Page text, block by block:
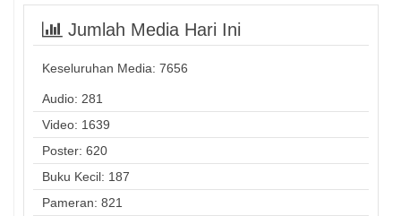
Jumlah Media Hari Ini
Keseluruhan Media: 7656
Audio: 281
Video: 1639
Poster: 620
Buku Kecil: 187
Pameran: 821